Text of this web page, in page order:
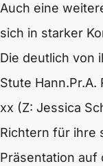
Auch eine
sich in starker
Die deutlich von
Stute Hann.Pr.A.
xx (Z: Jessica
Richtern für ihre
Präsentation auf